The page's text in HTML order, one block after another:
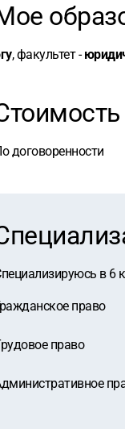
, факультет -
договоренности
в 6
право
право